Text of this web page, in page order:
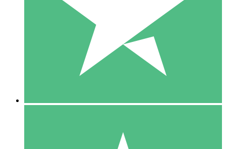
1 Download
10
US$1500
10 Download